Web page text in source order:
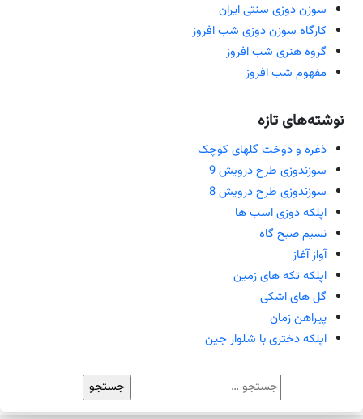
سوزن دوزی سنتی ایران
کارگاه سوزن دوزی شب افروز
گروه هنری شب افروز
مفهوم شب افروز
نوشته‌های تازه
ذغره و دوخت گلهای کوچک
سوزندوزی طرح درویش 9
سوزندوزی طرح درویش 8
اپلکه دوزی اسب ها
نسیم صبح گاه
آواز آغاز
اپلکه تکه های زمین
گل های اشکی
پیراهن زمان
اپلکه دختری با شلوار جین
جستجو
برای: